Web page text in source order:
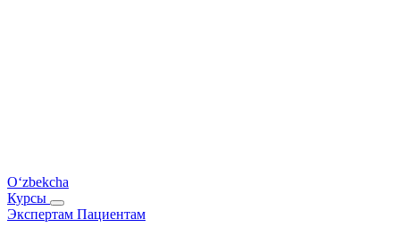
O‘zbekcha
Курсы
Экспертам Пациентам